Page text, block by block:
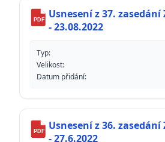
PDF
Usnesení z 37.
- 23.08.2022
Typ:
Velikost:
Datum přidání:
PDF
Usnesení z 36.
- 27.6.2022